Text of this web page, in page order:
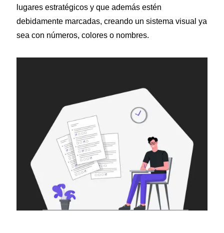
lugares estratégicos y que además estén
debidamente marcadas, creando un sistema visual ya
sea con números, colores o nombres.